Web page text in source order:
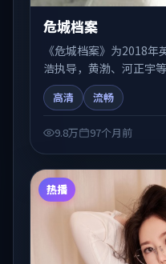
危城档案
《危城档案》为2018
浩执导，黄渤、河正宇
节奏推进中展开，兼具
国产剧、电影、综艺片
高清 流畅
9.8万 97个月前
热播